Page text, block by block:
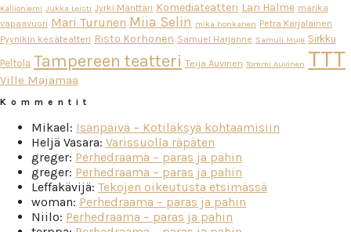
Kallioniemi Jukka Leisti Jyrki Mänttäri Komediateatteri Lari Halme marika
vapaavuori Mari Turunen Miia Selin mika honkanen Petra Karjalainen
Pyynikin kesäteatteri Risto Korhonen Samuel Harjanne Samuli Muje Sirkku
Peltola Tampereen teatteri Teija Auvinen Tommi Auvinen TTT
Ville Majamaa
Kommentit
Mikael: Isänpäivä – Kotiläksyä kohtaamisiin
Heljä Vasara: Varissuolla räpäten
greger: Perhedraama – paras ja pahin
greger: Perhedraama – paras ja pahin
Leffakävijä: Tekojen oikeutusta etsimässä
woman: Perhedraama – paras ja pahin
Niilo: Perhedraama – paras ja pahin